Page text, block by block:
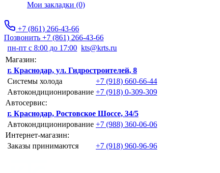
Мои закладки (0)
+7 (861) 266-43-66
Позвонить +7 (861) 266-43-66
пн-пт с 8:00 до 17:00 kts@krts.ru
Магазин:
г. Краснодар, ул. Гидростроителей, 8
Системы холода
+7 (918) 660-66-44
Автокондиционирование +7 (918) 0-309-309
Автосервис:
г. Краснодар, Ростовское Шоссе, 34/5
Автокондиционирование +7 (988) 360-06-06
Интернет-магазин:
Заказы принимаются
+7 (918) 960-96-96